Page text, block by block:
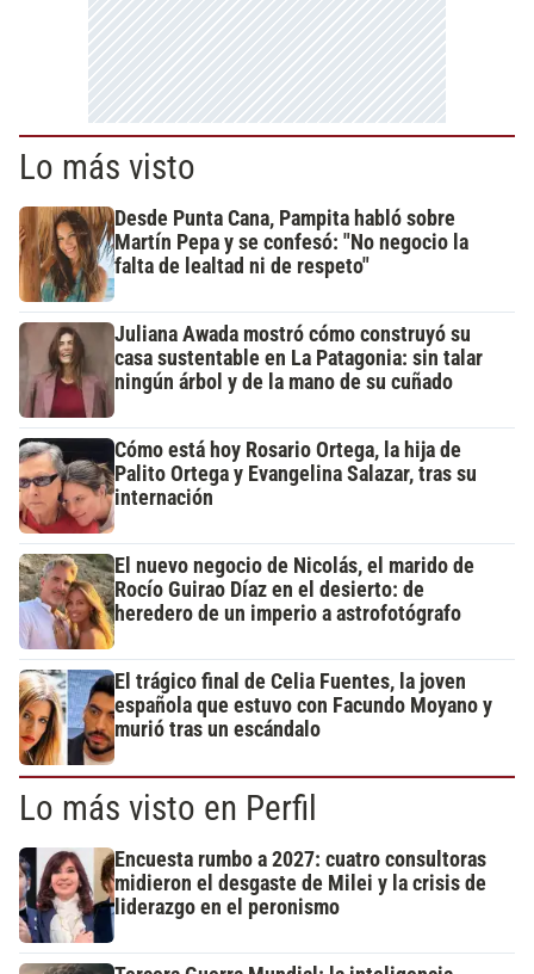
Lo más visto
Desde Punta Cana, Pampita habló sobre
Martín Pepa y se confesó: "No negocio la
falta de lealtad ni de respeto"
Juliana Awada mostró cómo construyó su
casa sustentable en La Patagonia: sin talar
ningún árbol y de la mano de su cuñado
Cómo está hoy Rosario Ortega, la hija de
Palito Ortega y Evangelina Salazar, tras su
internación
El nuevo negocio de Nicolás, el marido de
Rocío Guirao Díaz en el desierto: de
heredero de un imperio a astrofotógrafo
El trágico final de Celia Fuentes, la joven
española que estuvo con Facundo Moyano y
murió tras un escándalo
Lo más visto en Perfil
Encuesta rumbo a 2027: cuatro consultoras
midieron el desgaste de Milei y la crisis de
liderazgo en el peronismo